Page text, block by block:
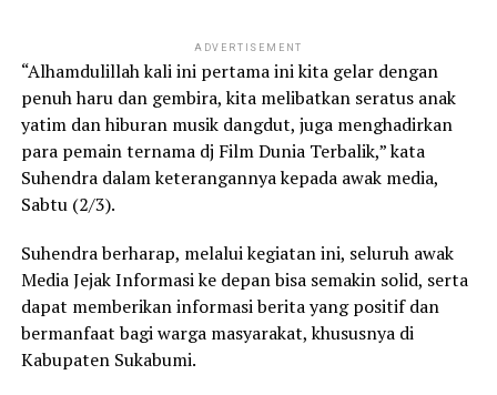
ADVERTISEMENT
“Alhamdulillah kali ini pertama ini kita gelar dengan
penuh haru dan gembira, kita melibatkan seratus anak
yatim dan hiburan musik dangdut, juga menghadirkan
para pemain ternama dj Film Dunia Terbalik,” kata
Suhendra dalam keterangannya kepada awak media,
Sabtu (2/3).
Suhendra berharap, melalui kegiatan ini, seluruh awak
Media Jejak Informasi ke depan bisa semakin solid, serta
dapat memberikan informasi berita yang positif dan
bermanfaat bagi warga masyarakat, khususnya di
Kabupaten Sukabumi.